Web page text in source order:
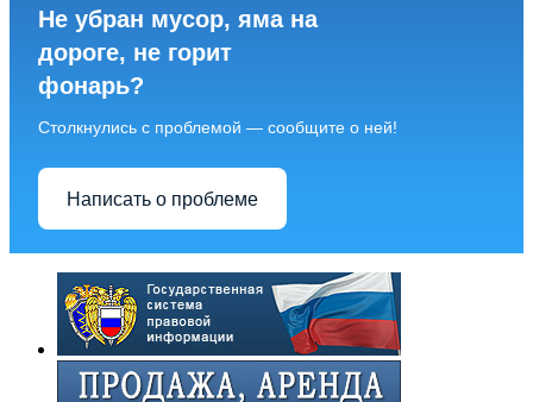
Не убран мусор, яма на
дороге, не горит
фонарь?
Столкнулись с проблемой — сообщите о ней!
Написать о проблеме